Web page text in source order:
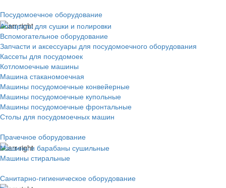
Посудомоечное оборудование
Аппараты для сушки и полировки
Вспомогательное оборудование
Запчасти и аксессуары для посудомоечного оборудования
Кассеты для посудомоек
Котломоечные машины
Машина стаканомоечная
Машины посудомоечные конвейерные
Машины посудомоечные купольные
Машины посудомоечные фронтальные
Столы для посудомоечных машин
Прачечное оборудование
Машины и барабаны сушильные
Машины стиральные
Санитарно-гигиеническое оборудование